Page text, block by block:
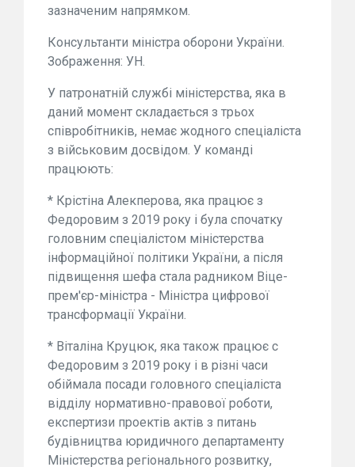
зазначеним напрямком.
Консультанти міністра оборони України.
Зображення: УН.
У патронатній службі міністерства, яка в
даний момент складається з трьох
співробітників, немає жодного спеціаліста
з військовим досвідом. У команді
працюють:
* Крістіна Алекперова, яка працює з
Федоровим з 2019 року і була спочатку
головним спеціалістом міністерства
інформаційної політики України, а після
підвищення шефа стала радником Віце-
прем'єр-міністра - Міністра цифрової
трансформації України.
* Віталіна Круцюк, яка також працює с
Федоровим з 2019 року і в різні часи
обіймала посади головного спеціаліста
відділу нормативно-правової роботи,
експертизи проектів актів з питань
будівництва юридичного департаменту
Міністерства регіонального розвитку,